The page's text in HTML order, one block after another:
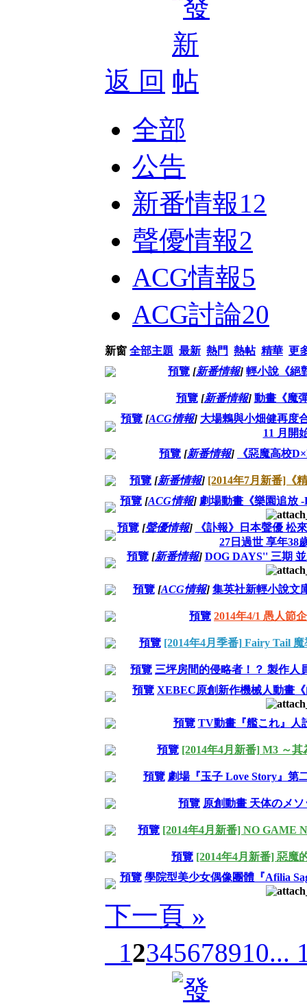
返 回
全部
公告
新番情報12
聲優情報2
ACG情報5
ACG討論20
新窗 全部主題 最新 熱門 熱帖 精華 更
預覽 [新番情報] 輕小說《絕
預覽 [新番情報] 動畫《魔
預覽 [ACG情報] 大場鶇與小畑健再度
11 月開
預覽 [新番情報] 《惡魔高校
預覽 [新番情報] [2014年7月新番]《
預覽 [ACG情報] 劇場動畫《樂園追放 -
預覽 [聲優情報]
《訃報》日本聲優 松
27日過世 享年38
預覽 [新番情報] DOG DAYS'' 三期
預覽 [ACG情報] 集英社新輕小說文
預覽 2014年4/1 愚人節
預覽 [2014年4月季番] Fairy Tail 魔
預覽 三坪房間的侵略者！？ 製作人
預覽 XEBEC原創新作機械人動畫
預覽 TV動畫『艦これ』人
預覽 [2014年4月新番] M3 ～其
預覽 劇場『玉子 Love Story』第
預覽 原創動畫 天体のメ
預覽 [2014年4月新番] NO GAME
預覽 [2014年4月新番] 惡魔
預覽 學院型美少女偶像團體『Afilia
下一頁 »
1 2345678910...